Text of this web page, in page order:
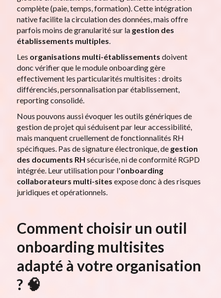
complète (paie, temps, formation). Cette intégration
native facilite la circulation des données, mais offre
parfois moins de granularité sur la gestion des
établissements multiples
Les organisations multi-établissements doivent
donc vérifier que le module onboarding gère
effectivement les particularités multisites : droits
différenciés, personnalisation par établissement,
reporting consolidé.
Nous pouvons aussi évoquer les outils génériques de
gestion de projet qui séduisent par leur accessibilité,
mais manquent cruellement de fonctionnalités RH
spécifiques. Pas de signature électronique, de gestion
des documents RH sécurisée, ni de conformité RGPD
intégrée. Leur utilisation pour l'onboarding
collaborateurs multi-sites expose donc à des risques
juridiques et opérationnels.
Comment choisir un outil
onboarding multisites
adapté à votre organisation
? 🧠